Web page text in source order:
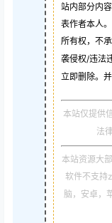
站内部分内
表作者本人
所有权，不
袭侵权/违法
立即删除。
本站仅提供
法
本站资源大
软件不支
脑，安卓，